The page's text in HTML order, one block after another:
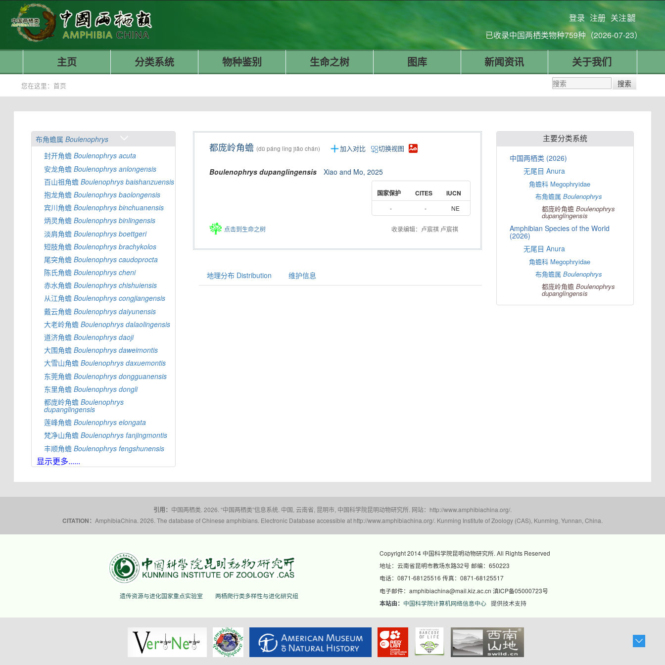
登录 注册 关注
已收录中国两栖类物种759种（2026-07-23）
主页 分类系统 物种鉴别 生命之树 图库 新闻资讯 关于我们
您在这里：首页
布角蟾属Boulenophrys
封开角蟾Boulenophrys acuta
安龙角蟾Boulenophrys anlongensis
百山祖角蟾Boulenophrys baishanzuensis
抱龙角蟾Boulenophrys baolongensis
宾川角蟾Boulenophrys binchuanensis
炳灵角蟾Boulenophrys binlingensis
淡肩角蟾Boulenophrys boettgeri
短肢角蟾Boulenophrys brachykolos
尾突角蟾Boulenophrys caudoprocta
陈氏角蟾Boulenophrys cheni
赤水角蟾Boulenophrys chishuiensis
从江角蟾Boulenophrys congjiangensis
戴云角蟾Boulenophrys daiyunensis
大老岭角蟾Boulenophrys dalaolingensis
道济角蟾Boulenophrys daoji
大围角蟾Boulenophrys daweimontis
大雪山角蟾Boulenophrys daxuemontis
东莞角蟾Boulenophrys dongguanensis
东里角蟾Boulenophrys dongli
都庞岭角蟾Boulenophrys
dupanglingensis
莲峰角蟾Boulenophrys elongata
梵净山角蟾Boulenophrys fanjingmontis
丰顺角蟾Boulenophrys fengshunensis
高栏岛角蟾
揭阳角蟾Boulenophrys hungtai
南澳岛角蟾Boulenophrys insularis
Boulenophrys jingdongensis
Boulenophrys jinggangensis
Boulenophrys jiulianensis
kuatunensis
lichun
显示更多......
都庞岭角蟾 (dū páng lǐng jiǎo chán) 加入对比 切换视图
Boulenophrys dupanglingensis Xiao and Mo, 2025
国家保护 CITES IUCN
- - NE
点击到生命之树 收录编辑：卢宸祺 卢宸祺
地理分布 Distribution 维护信息
主要分类系统
中国两栖类 (2026)
无尾目 Anura
角蟾科 Megophryidae
布角蟾属Boulenophrys
都庞岭角蟾Boulenophrys
dupanglingensis
Amphibian Species of the World
(2026)
无尾目 Anura
角蟾科 Megophryidae
布角蟾属Boulenophrys
都庞岭角蟾Boulenophrys
dupanglingensis
引用： 中国两栖类. 2026. “中国两栖类”信息系统. 中国, 云南省, 昆明市, 中国科学院昆明动物研究所. 网站：http://www.amphibiachina.org/.
CITATION： AmphibiaChina. 2026. The database of Chinese amphibians. Electronic Database accessible at http://www.amphibiachina.org/. Kunming Institute of Zoology (CAS), Kunming, Yunnan, China.
遗传资源与进化国家重点实验室 两栖爬行类多样性与进化研究组
Copyright 2014 中国科学院昆明动物研究所. All Rights Reserved
地址：云南省昆明市教场东路32号 邮编：650223
电话：0871-68125516 传真：0871-68125517
电子邮件：amphibiachina@mail.kiz.ac.cn 滇ICP备05000723号
本站由： 中国科学院计算机网络信息中心提供技术支持